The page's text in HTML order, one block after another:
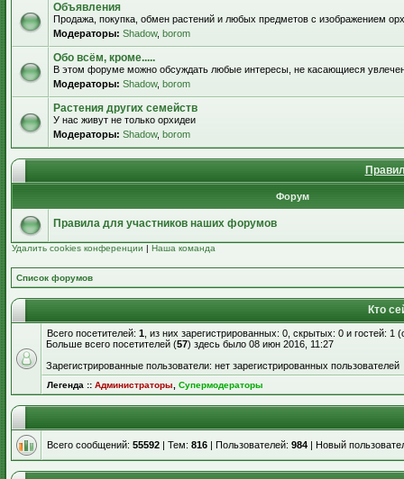
Объявления
Продажа, покупка, обмен растений и любых предметов с изображением
Модераторы: Shadow, borom
Обо всём, кроме.....
В этом форуме можно обсуждать любые интересы, не касающиеся
Модераторы: Shadow, borom
Растения других семейств
У нас живут не только орхидеи
Модераторы: Shadow, borom
Форум
Правила для участников наших форумов
Удалить cookies конференции | Наша команда
Список форумов
Кто
Всего посетителей: 1 , из них зарегистрированных: 0, скрытых: 0 и гостей:
Больше всего посетителей (57) здесь было 08 июн 2016, 11:27
Зарегистрированные пользователи: нет зарегистрированных пользователей
Легенда :: Администраторы Супермодераторы
Всего сообщений: 55592 | Тем: 816 | Пользователей: 984 | Новый